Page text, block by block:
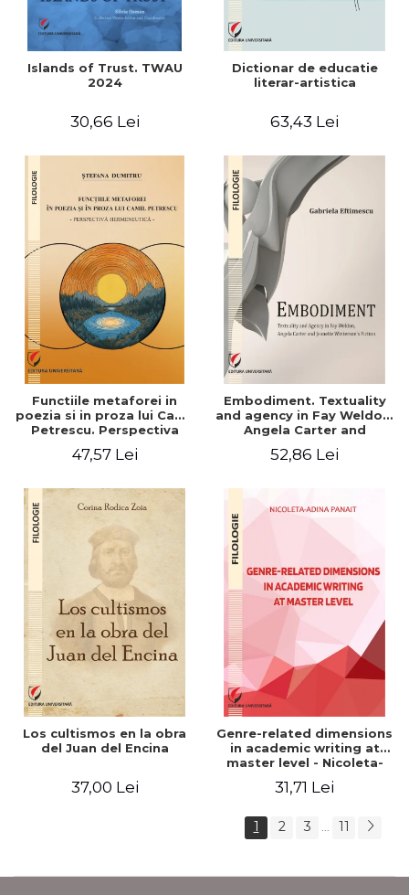
Islands of Trust. TWAU
2024
30,66 Lei
Dictionar de educatie
literar-artistica
63,43 Lei
Functiile metaforei in
poezia si in proza lui Camil
Petrescu. Perspectiva
47,57 Lei
Embodiment. Textuality
and agency in Fay Weldon,
Angela Carter and
fiction
52,86 Lei
Los cultismos en la obra
del Juan del Encina
37,00 Lei
Genre-related dimensions
in academic writing at
master level - Nicoleta-
31,71 Lei
1 2 3 ... 11